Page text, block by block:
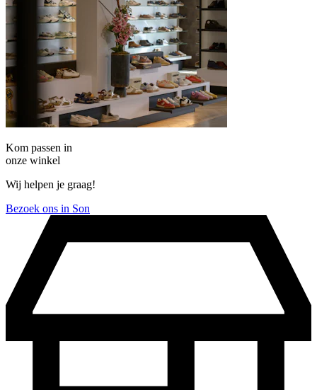
Kom passen in
onze winkel
Wij helpen je graag!
Bezoek ons in Son